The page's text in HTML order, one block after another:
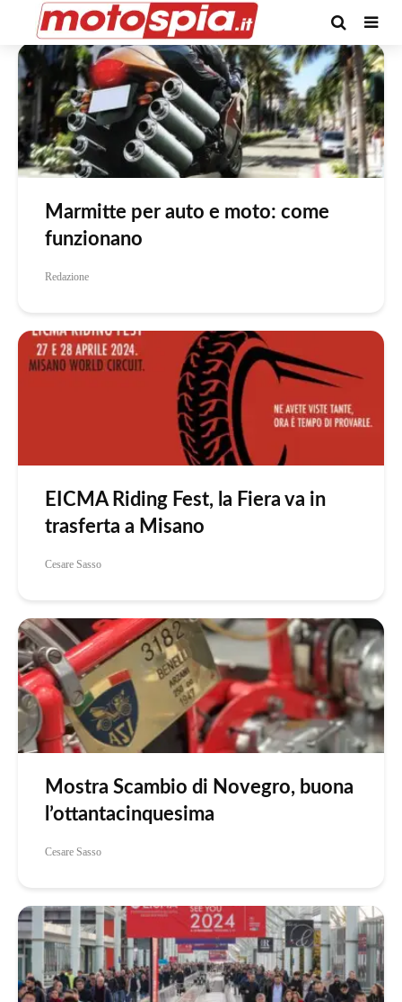
Categoria -News
Marmitte per auto e moto: come
funzionano
Redazione
EICMA Riding Fest, la Fiera va in
trasferta a Misano
Cesare Sasso
Mostra Scambio di Novegro, buona
l’ottantacinquesima
Cesare Sasso